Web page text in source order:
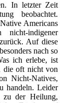
In letzter Zeit
beobachtet.
Americans
Auf diese
nach so
ich erlebe, ist
die oft nicht von
Nicht‑Natives,
handeln. Leider
zu der Heilung,